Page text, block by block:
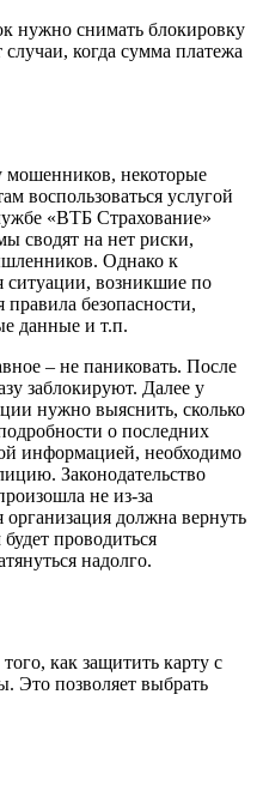
нужно снимать блокировку
когда сумма платежа
мошенников, некоторые
воспользоваться услугой
«ВТБ Страхование»
сводят на нет риски,
Однако к
ситуации, возникшие по
безопасности,
данные и т.п.
– не паниковать. После
заблокируют. Далее у
нужно выяснить, сколько
о последних
информацией, необходимо
Законодательство
не из-за
организация должна вернуть
проводиться
надолго.
как защитить карту с
Это позволяет выбрать